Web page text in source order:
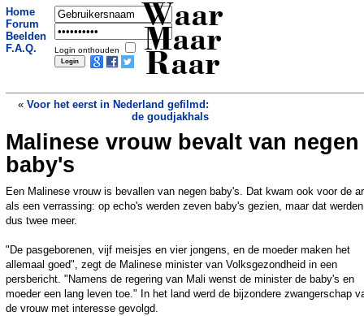
Home
Forum
Beelden
F.A.Q.
Login onthouden
Waar
Maar
Raar
« Voor het eerst in Nederland gefilmd:
de goudjakhals
Chinese rakettrap van 22,5 ton tuimelt
terug naar de aarde»
Malinese vrouw bevalt van negen
baby's
Een Malinese vrouw is bevallen van negen baby's. Dat kwam ook voor de
als een verrassing: op echo's werden zeven baby's gezien, maar dat
dus twee meer.
"De pasgeborenen, vijf meisjes en vier jongens, en de moeder maken het
allemaal goed", zegt de Malinese minister van Volksgezondheid in een
persbericht. "Namens de regering van Mali wenst de minister de baby's en
moeder een lang leven toe." In het land werd de bijzondere zwangerschap
de vrouw met interesse gevolgd.